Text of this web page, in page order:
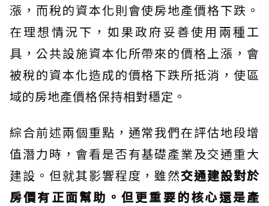
漲，而稅的資本化則會使房地產價格下跌。
在理想情況下，如果政府妥善使用兩種工
具，公共設施資本化所帶來的價格上漲，會
被稅的資本化造成的價格下跌所抵消，使區
域的房地產價格保持相對穩定。
綜合前述兩個重點，通常我們在評估地段增
值潛力時，會看是否有基礎產業及交通重大
建設。但就其影響程度，雖然交通建設對於
房價有正面幫助。但更重要的核心還是產